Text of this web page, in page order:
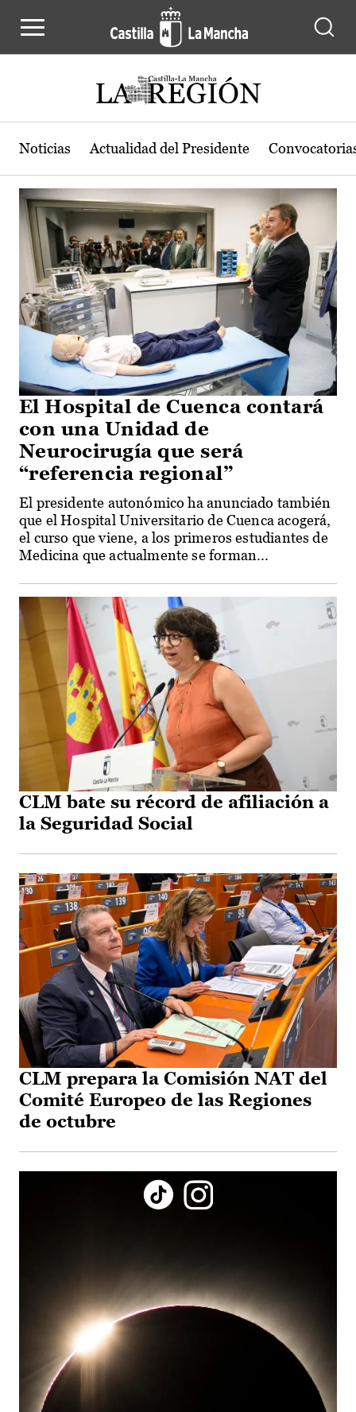
Actualidad de la región de Castilla-
Noticias Actualidad del Presidente
El Hospital de Cuenca contará
con una Unidad de
Neurocirugía que será
“referencia regional”
El presidente autonómico ha anunciado también
que el Hospital Universitario de Cuenca acogerá,
el curso que viene, a los primeros estudiantes de
Medicina que actualmente se forman...
CLM bate su récord de afiliación a
la Seguridad Social
CLM prepara la Comisión NAT del
Comité Europeo de las Regiones
de octubre